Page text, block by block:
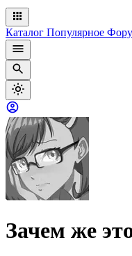
Каталог Популярное
Зачем же